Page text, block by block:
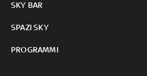
SKY BAR
SPAZI SKY
PROGRAMMI